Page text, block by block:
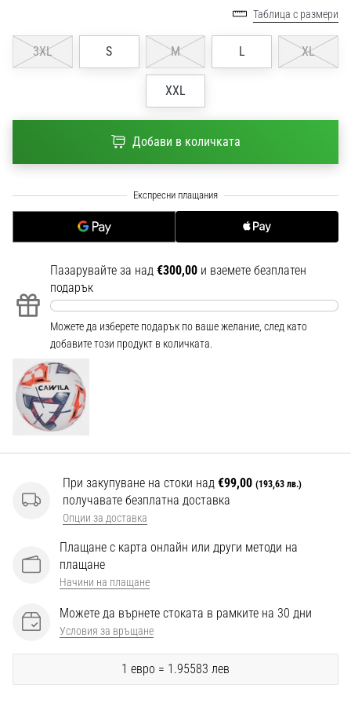
Nike
Phantom
6
Nike
6
–
във
всяко
докосване.
за
играчи,
…
статии
Таблица с размери
3XL S M L XL
XXL
Добави в количката
Пазарувайте за над €300,00 и вземете безплатен
подарък
Можете да изберете подарък по ваше желание, след като
добавите този продукт в количката.
При закупуване на стоки над €99,00 (193,63 лв.)
получавате безплатна доставка
Опции за доставка
Плащане с карта онлайн или други методи на
плащане
Начини на плащане
Можете да върнете стоката в рамките на 30 дни
Условия за връщане
1 евро = 1.95583 лев